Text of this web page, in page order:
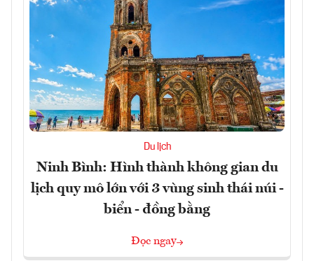
Du lịch
Ninh Bình: Hình thành không gian du
lịch quy mô lớn với 3 vùng sinh thái núi -
biển - đồng bằng
Đọc ngay